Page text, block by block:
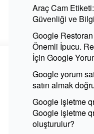
Araç Cam
Güvenliği ve
Google
Önemli İpucu.
İçin Google
Google yorum
satın almak
Google işletme
Google işletme
oluşturulur?